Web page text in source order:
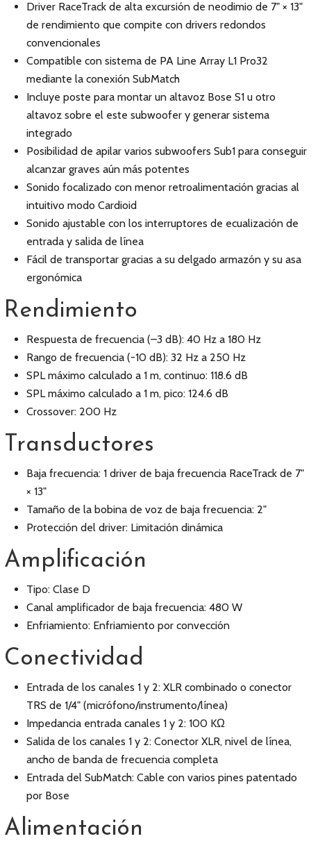
Driver RaceTrack de alta excursión de neodimio de 7" × 13"
de rendimiento que compite con drivers redondos
convencionales
Compatible con sistema de PA Line Array L1 Pro32
mediante la conexión SubMatch
Incluye poste para montar un altavoz Bose S1 u otro
altavoz sobre el este subwoofer y generar sistema
integrado
Posibilidad de apilar varios subwoofers Sub1 para conseguir
alcanzar graves aún más potentes
Sonido focalizado con menor retroalimentación gracias al
intuitivo modo Cardioid
Sonido ajustable con los interruptores de ecualización de
entrada y salida de línea
Fácil de transportar gracias a su delgado armazón y su asa
ergonómica
Rendimiento
Respuesta de frecuencia (–3 dB): 40 Hz a 180 Hz
Rango de frecuencia (-10 dB): 32 Hz a 250 Hz
SPL máximo calculado a 1 m, continuo: 118.6 dB
SPL máximo calculado a 1 m, pico: 124.6 dB
Crossover: 200 Hz
Transductores
Baja frecuencia: 1 driver de baja frecuencia RaceTrack de 7"
× 13"
Tamaño de la bobina de voz de baja frecuencia: 2"
Protección del driver: Limitación dinámica
Amplificación
Tipo: Clase D
Canal amplificador de baja frecuencia: 480 W
Enfriamiento: Enfriamiento por convección
Conectividad
Entrada de los canales 1 y 2: XLR combinado o conector
TRS de 1/4" (micrófono/instrumento/línea)
Impedancia entrada canales 1 y 2: 100 KΩ
Salida de los canales 1 y 2: Conector XLR, nivel de línea,
ancho de banda de frecuencia completa
Entrada del SubMatch: Cable con varios pines patentado
por Bose
Alimentación